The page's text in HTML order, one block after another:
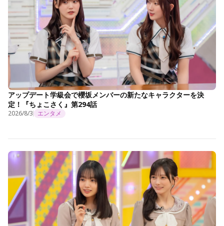
アップデート学級会で櫻坂メンバーの新たなキャラクターを決
定！『ちょこさく』第294話
2026/8/3 エンタメ